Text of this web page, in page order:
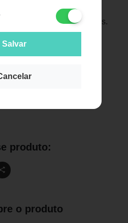
Salvar
que deslizam com
ressacado nos lábios.
transferem.
produto:
o produto